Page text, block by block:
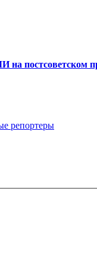
на постсоветском
репортеры